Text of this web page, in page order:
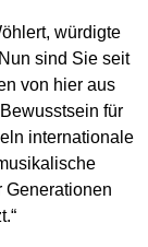
würdigte
sind Sie seit
von hier aus
für
internationale
Generationen